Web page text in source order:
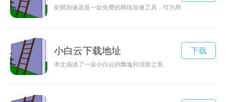
刺猬加速器是一款免费的网络加速工具，可为用户提供更快、
小白云下载地址
本文描述了一朵小白云的飘逸和清新之美。
下载